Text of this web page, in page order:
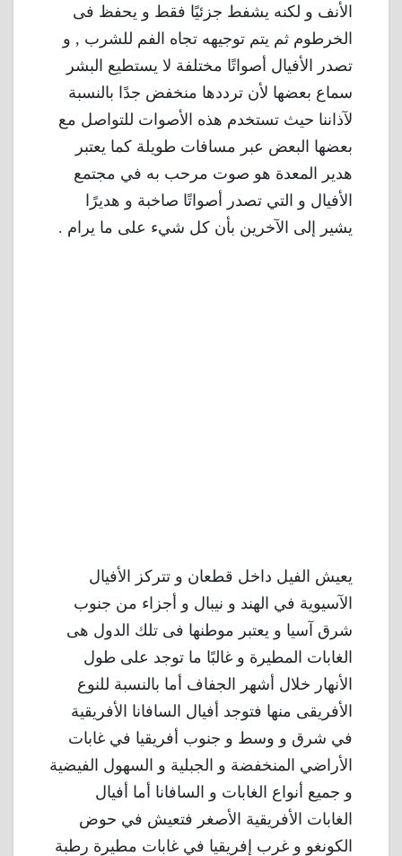
الأنف و لكنه يشفط جزئيًا فقط و يحفظ فى
الخرطوم ثم يتم توجيهه تجاه الفم للشرب , و
تصدر الأفيال أصواتًا مختلفة لا يستطيع البشر
سماع بعضها لأن ترددها منخفض جدًا بالنسبة
لآذاننا حيث تستخدم هذه الأصوات للتواصل مع
بعضها البعض عبر مسافات طويلة كما يعتبر
هدير المعدة هو صوت مرحب به في مجتمع
الأفيال و التي تصدر أصواتًا صاخبة و هديرًا
يشير إلى الآخرين بأن كل شيء على ما يرام .
يعيش الفيل داخل قطعان و تتركز الأفيال
الآسيوية في الهند و نيبال و أجزاء من جنوب
شرق آسيا و يعتبر موطنها فى تلك الدول هى
الغابات المطيرة و غالبًا ما توجد على طول
الأنهار خلال أشهر الجفاف أما بالنسبة للنوع
الأفريقى منها فتوجد أفيال السافانا الأفريقية
في شرق و وسط و جنوب أفريقيا في غابات
الأراضي المنخفضة و الجبلية و السهول الفيضية
و جميع أنواع الغابات و السافانا أما أفيال
الغابات الأفريقية الأصغر فتعيش في حوض
الكونغو و غرب إفريقيا في غابات مطيرة رطبة